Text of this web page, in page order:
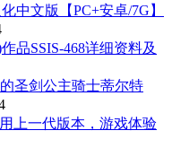
中文版【PC+安卓/7G】
品SSIS-468详细资料及
圣剑公主骑士蒂尔特
上一代版本，游戏体验